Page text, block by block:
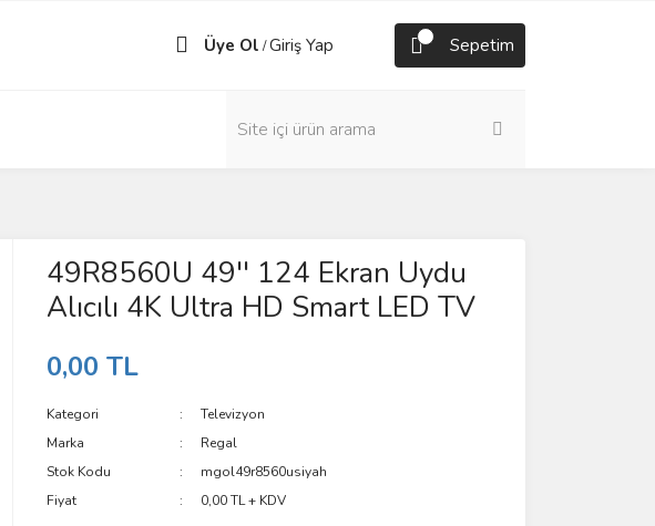
Üye Ol /Giriş Yap Sepetim
49R8560U 49'' 124 Ekran Uydu
Alıcılı 4K Ultra HD Smart LED TV
0,00 TL
Kategori
Televizyon
Marka
Regal
Stok Kodu
mgol49r8560usiyah
Fiyat
0,00 TL + KDV